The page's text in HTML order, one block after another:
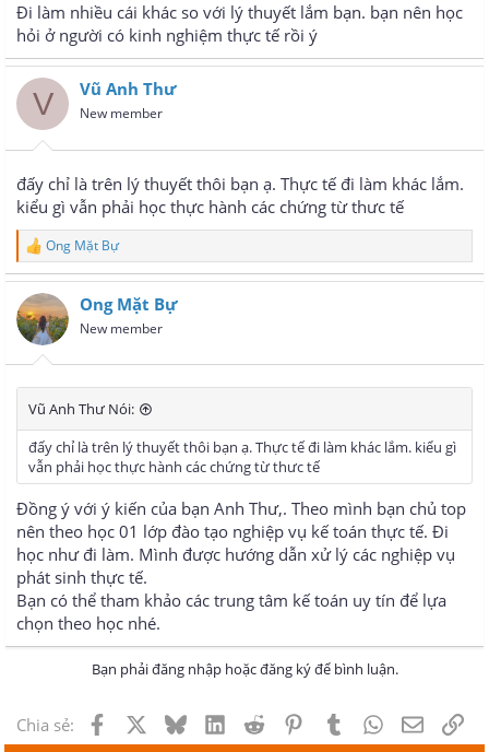
Đi làm nhiều cái khác so với lý thuyết lắm bạn. bạn nên học
hỏi ở người có kinh nghiệm thực tế rồi ý
V Vũ Anh Thư
New member
đấy chỉ là trên lý thuyết thôi bạn ạ. Thực tế đi làm khác lắm.
kiểu gì vẫn phải học thực hành các chứng từ thưc tế
R
e
a
c
t
i
s
Ong Mặt Bự
Ong Mặt Bự
New member
Vũ Anh Thư Nói:
đấy chỉ là trên lý thuyết thôi bạn ạ. Thực tế đi làm khác lắm. kiểu gì
vẫn phải học thực hành các chứng từ thưc tế
Đồng ý với ý kiến của bạn Anh Thư,. Theo mình bạn chủ top
nên theo học 01 lớp đào tạo nghiệp vụ kế toán thực tế. Đi
học như đi làm. Mình được hướng dẫn xử lý các nghiệp vụ
phát sinh thực tế.
Bạn có thể tham khảo các trung tâm kế toán uy tín để lựa
chọn theo học nhé.
Bạn phải đăng nhập hoặc đăng ký để bình luận.
Chia sẻ: Facebook BlueskyLinkedInReddit PinterestTumblrWhatsApp
Email